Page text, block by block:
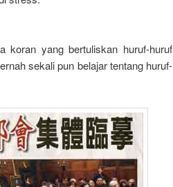
koran yang bertuliskan huruf-huruf
sekali pun belajar tentang huruf-